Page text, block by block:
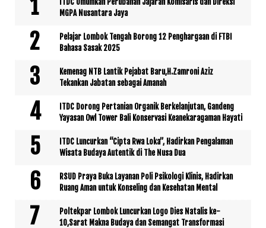
MGPA Nusantara Jaya
Pelajar Lombok Tengah Borong 12 Penghargaan di FTBI
Bahasa Sasak 2025
Kemenag NTB Lantik Pejabat Baru,H.Zamroni Aziz
Tekankan Jabatan sebagai Amanah
ITDC Dorong Pertanian Organik Berkelanjutan, Gandeng
Yayasan Owl Tower Bali Konservasi Keanekaragaman Hayati
ITDC Luncurkan “Cipta Rwa Loka”, Hadirkan Pengalaman
Wisata Budaya Autentik di The Nusa Dua
RSUD Praya Buka Layanan Poli Psikologi Klinis, Hadirkan
Ruang Aman untuk Konseling dan Kesehatan Mental
Poltekpar Lombok Luncurkan Logo Dies Natalis ke-
10,Sarat Makna Budaya dan Semangat Transformasi